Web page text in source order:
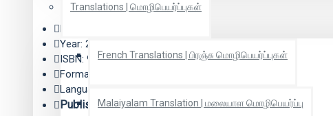
Translations | மொழிபெயர்ப்புகள்
French Translations | பிரஞ்சு மொழிபெயர்ப்புகள்
Malaiyalam Translation | மலையாள மொழிபெயர்ப்பு
Edition: 1
Year: 2022
ISBN: 9788195632565
Format: Paper Back
Language: Tamil
Publisher: ஜெய்ரிகி பதிப்பகம்